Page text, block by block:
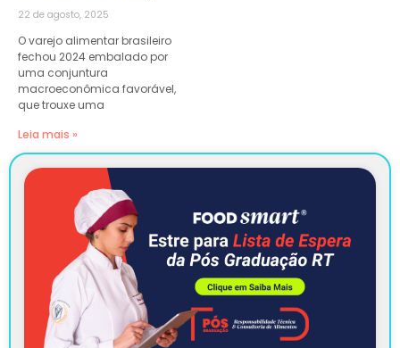
22 de agosto, 2025
O varejo alimentar brasileiro
fechou 2024 embalado por
uma conjuntura
macroeconômica favorável,
que trouxe uma
Leia mais »